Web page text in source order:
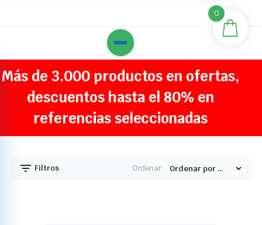
Más de 3.000 productos en ofertas,
descuentos hasta el 80% en
referencias seleccionadas
Filtros Ordenar:
0